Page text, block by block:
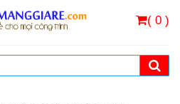
( 0 )